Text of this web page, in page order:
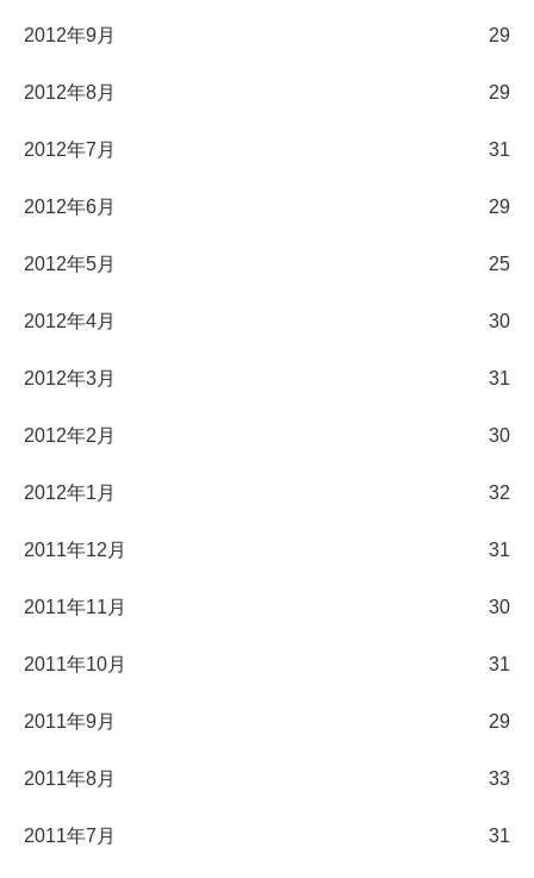
2012年9月 29
2012年8月 29
2012年7月 31
2012年6月 29
2012年5月 25
2012年4月 30
2012年3月 31
2012年2月 30
2012年1月 32
2011年12月 31
2011年11月 30
2011年10月 31
2011年9月 29
2011年8月 33
2011年7月 31